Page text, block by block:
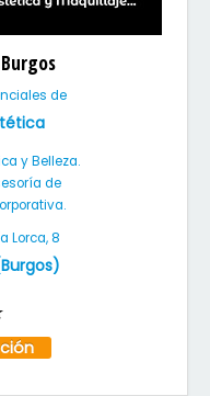
de
y Belleza.
de
Lorca, 8
Burgos)